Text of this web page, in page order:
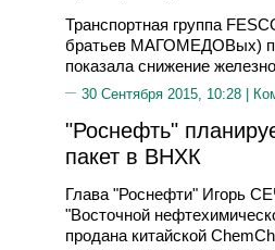
Транспортная группа
братьев МАГОМЕДОВых) по
показала снижение
30 Сентября 2015, 10:28 |
"Роснефть"
пакет в ВНХК
Глава "Роснефти" Игорь
"Восточной
продана китайской